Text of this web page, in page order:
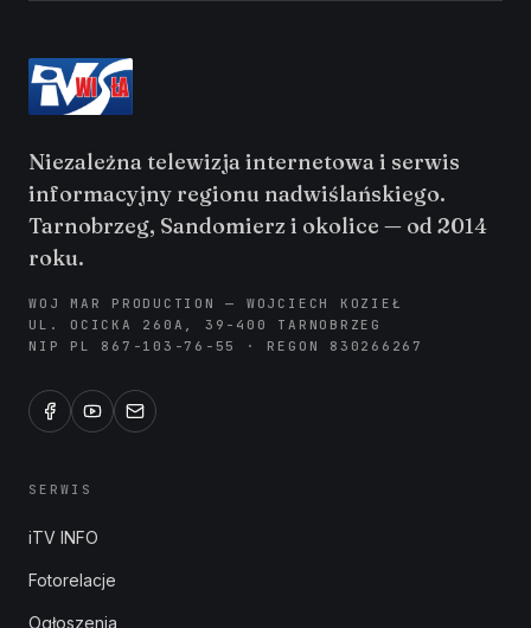
Niezależna telewizja internetowa i serwis
informacyjny regionu nadwiślańskiego.
Tarnobrzeg, Sandomierz i okolice — od 2014
roku.
WOJ MAR PRODUCTION — WOJCIECH KOZIEŁ
UL. OCICKA 260A, 39-400 TARNOBRZEG
NIP PL 867-103-76-55 · REGON 830266267
SERWIS
iTV INFO
Fotorelacje
Ogłoszenia